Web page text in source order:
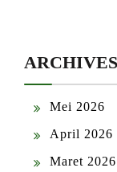
ARCHIVES
Mei 2026
April 2026
Maret 2026